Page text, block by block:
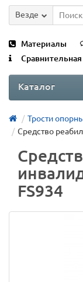
Везде
Материалы
Каталог
Трости
Средство
FS934